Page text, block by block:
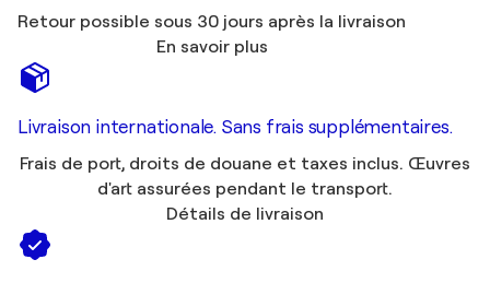
Retour possible sous 30 jours après la livraison
En savoir plus
Livraison internationale. Sans frais supplémentaires.
Frais de port, droits de douane et taxes inclus. Œuvres
d'art assurées pendant le transport.
Détails de livraison